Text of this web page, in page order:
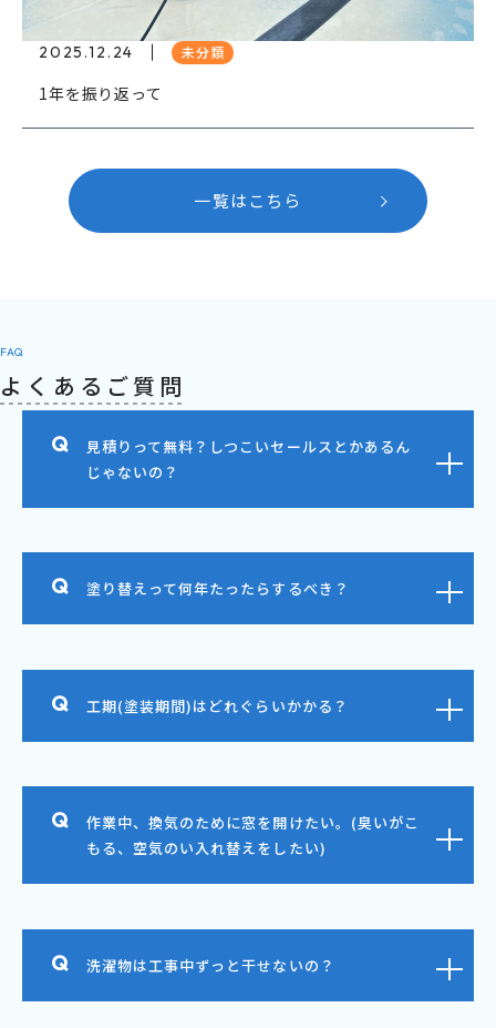
2025.12.24 未分類
1年を振り返って
一覧はこちら
FAQ
よくあるご質問
見積りって無料？しつこいセールスとかあるん
じゃないの？
塗り替えって何年たったらするべき？
工期(塗装期間)はどれぐらいかかる？
作業中、換気のために窓を開けたい。(臭いがこ
もる、空気のい入れ替えをしたい)
洗濯物は工事中ずっと干せないの？